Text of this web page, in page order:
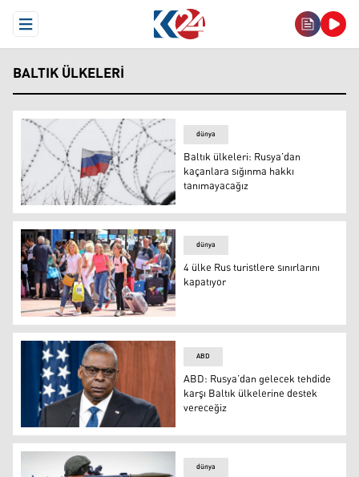
Open Menu
BALTIK ÜLKELERI
Baltık ülkeleri: Rusya’dan kaçanlara sığınma hakkı
dünya
Baltık ülkeleri: Rusya’dan
kaçanlara sığınma hakkı
tanımayacağız
Rus turistler
dünya
4 ülke Rus turistlere sınırlarını
kapatıyor
ABD Savunma Bakanı Lloyd Austin
ABD
ABD: Rusya’dan gelecek tehdide
karşı Baltık ülkelerine destek
vereceğiz
dünya